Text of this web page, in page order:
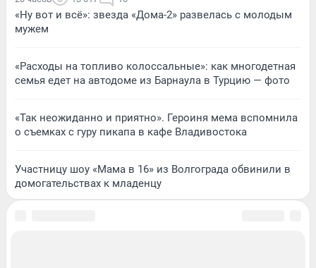
«Ну вот и всё»: звезда «Дома-2» развелась с молодым
мужем
«Расходы на топливо колоссальные»: как многодетная
семья едет на автодоме из Барнаула в Турцию — фото
«Так неожиданно и приятно». Героиня мема вспомнила
о съемках с гуру пикапа в кафе Владивостока
Участницу шоу «Мама в 16» из Волгограда обвинили в
домогательствах к младенцу